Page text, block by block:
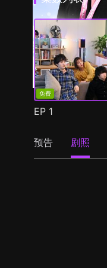
免费
EP 1
预告 剧照